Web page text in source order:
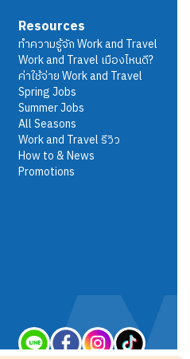
Resources
ทำความรู้จัก Work and Travel
Work and Travel เมืองไหนดี?
ค่าใช้จ่าย Work and Travel
Spring Jobs
Summer Jobs
All Seasons
Work and Travel รีวิว
How to & News
Promotions